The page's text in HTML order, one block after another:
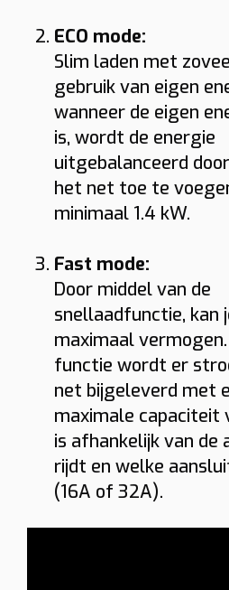
ECO mode:
Slim laden met
gebruik van eigen
wanneer de eigen
is, wordt de energie
uitgebalanceerd
het net toe te
minimaal 1.4 kW.
Fast mode:
Door middel van de
snellaadfunctie, kan
maximaal vermogen.
functie wordt er
net bijgeleverd met
maximale capaciteit
is afhankelijk van de
rijdt en welke
(16A of 32A).